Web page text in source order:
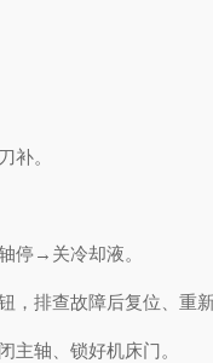
。
→关冷却液。
排查故障后复位、重
轴、锁好机床门。